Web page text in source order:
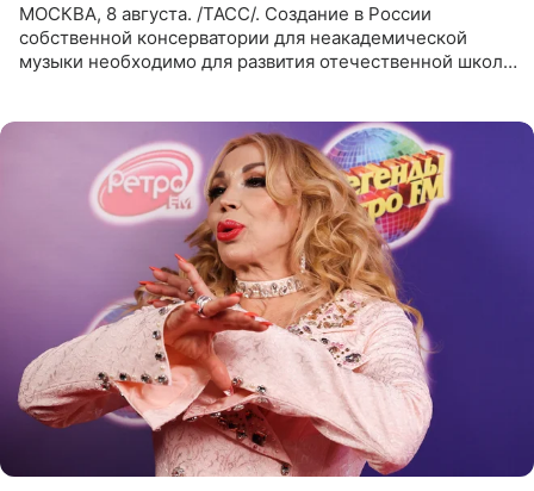
МОСКВА, 8 августа. /ТАСС/. Создание в России
собственной консерватории для неакадемической
музыки необходимо для развития отечественной школы